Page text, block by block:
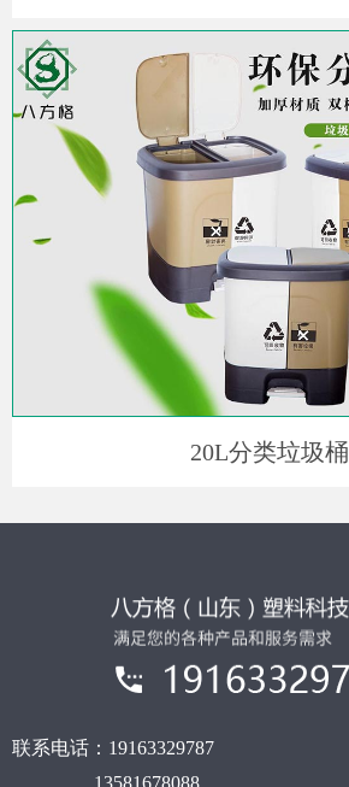
20L分类垃圾桶
联系电话： 19163329787